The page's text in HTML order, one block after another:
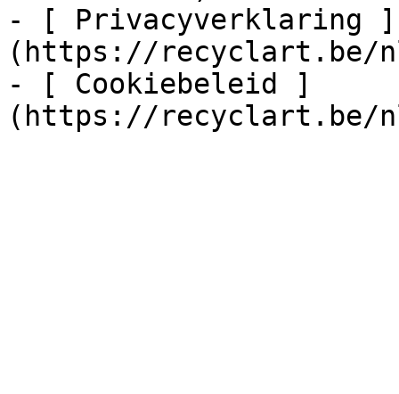
- [ Privacyverklaring ]
(https://recyclart.be/
- [ Cookiebeleid ]